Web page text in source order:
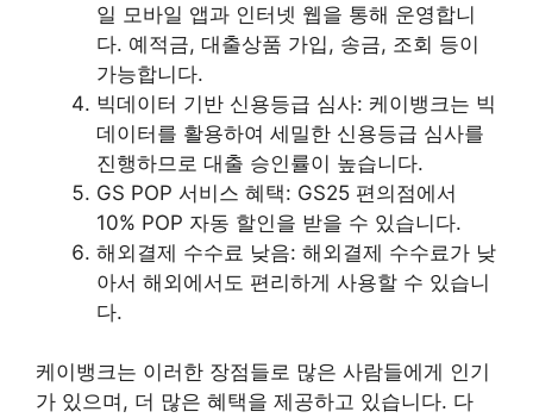
일 모바일 앱과 인터넷 웹을 통해 운영합니
다. 예적금, 대출상품 가입, 송금, 조회 등이
가능합니다.
빅데이터 기반 신용등급 심사: 케이뱅크는 빅
데이터를 활용하여 세밀한 신용등급 심사를
진행하므로 대출 승인률이 높습니다.
GS POP 서비스 혜택: GS25 편의점에서
10% POP 자동 할인을 받을 수 있습니다.
해외결제 수수료 낮음: 해외결제 수수료가 낮
아서 해외에서도 편리하게 사용할 수 있습니
다.
케이뱅크는 이러한 장점들로 많은 사람들에게 인기
가 있으며, 더 많은 혜택을 제공하고 있습니다. 다